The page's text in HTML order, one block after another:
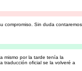
compromiso. Sin duda contaremos
mismo por la tarde tenía la
traducción oficial se la volveré a